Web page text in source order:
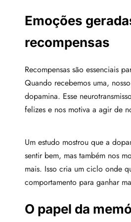
Emoções
recompensas
Recompensas são essenciais
Quando recebemos uma,
dopamina. Esse
felizes e nos motiva a agir de
Um estudo mostrou que a
sentir bem, mas também nos
mais. Isso cria um ciclo onde
comportamento para ganhar
O papel da